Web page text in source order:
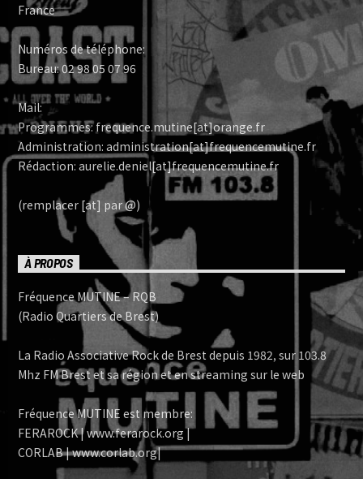
France
Numéros de téléphone:
Bureau: 02 98 05 07 96
Mail:
Programmes: frequence.mutine[at]orange.fr
Administration: administration[at]frequencemutine.fr
Rédaction: aurelie.deniel[at]frequencemutine.fr
(remplacer [at] par @)
À PROPOS
Fréquence MUTINE – RQB
(Radio Quartiers de Brest)
La Radio Associative Rock de Brest depuis 1982, sur 103.8
Mhz FM Brest et sa région et en streaming sur le web
Fréquence MUTINE est membre:
FERAROCK | www.ferarock.org |
CORLAB | www.corlab.org|